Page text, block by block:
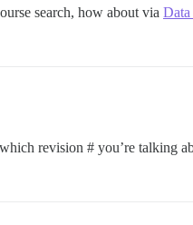
search, how about via
revision # you’re talking